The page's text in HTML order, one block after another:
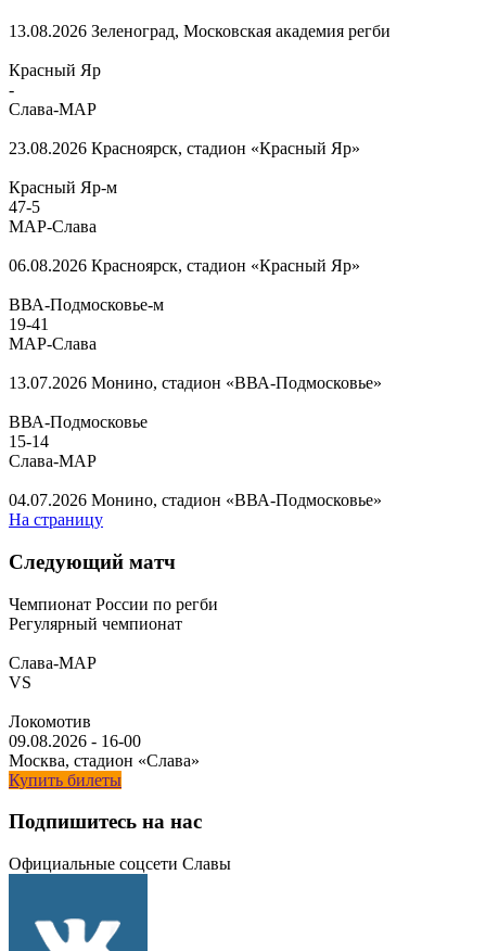
13.08.2026 Зеленоград, Московская академия регби
Красный Яр
-
Слава-МАР
23.08.2026 Красноярск, стадион «Красный Яр»
Красный Яр-м
47-5
МАР-Слава
06.08.2026 Красноярск, стадион «Красный Яр»
ВВА-Подмосковье-м
19-41
МАР-Слава
13.07.2026 Монино, стадион «ВВА-Подмосковье»
ВВА-Подмосковье
15-14
Слава-МАР
04.07.2026 Монино, стадион «ВВА-Подмосковье»
На страницу
Следующий матч
Чемпионат России по регби
Регулярный чемпионат
Слава-МАР
VS
Локомотив
09.08.2026 - 16-00
Москва, стадион «Слава»
Купить билеты
Подпишитесь на нас
Официальные соцсети Славы